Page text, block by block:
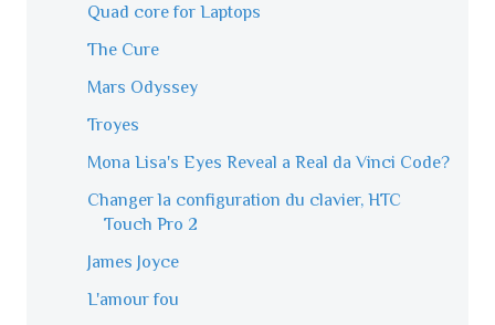
Quad core for Laptops
The Cure
Mars Odyssey
Troyes
Mona Lisa's Eyes Reveal a Real da Vinci Code?
Changer la configuration du clavier, HTC
Touch Pro 2
James Joyce
L'amour fou